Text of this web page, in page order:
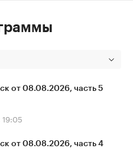
от 08.08.2026, часть 5
19:05
от 08.08.2026, часть 4